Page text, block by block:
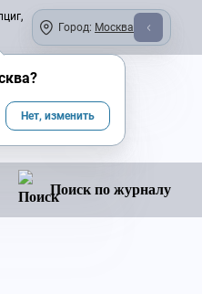
Город: Москва
Поиск по журналу
?
Нет, изменить